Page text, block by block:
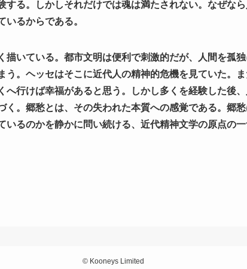
する。しかしそれだけでは魂は満たされない。なぜな
るからである。
描いている。都市文明は便利で刺激的だが、人間を孤
う。ヘッセはそこに近代人の精神的危機を見ていた。
へ行けば幸福があると思う。しかし多くを経験した後
く。郷愁とは、その失われた本質への感覚である。郷
いるのかを静かに問い続ける、近代精神文学の原点の
©Kooneys Limited